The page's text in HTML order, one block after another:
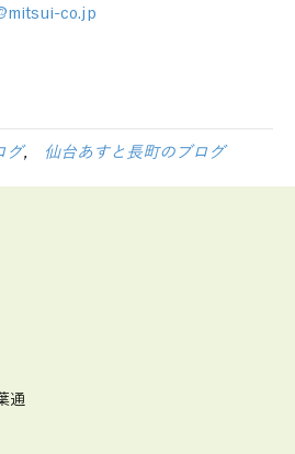
co.jp
グ, 仙台あすと長町のブログ
通